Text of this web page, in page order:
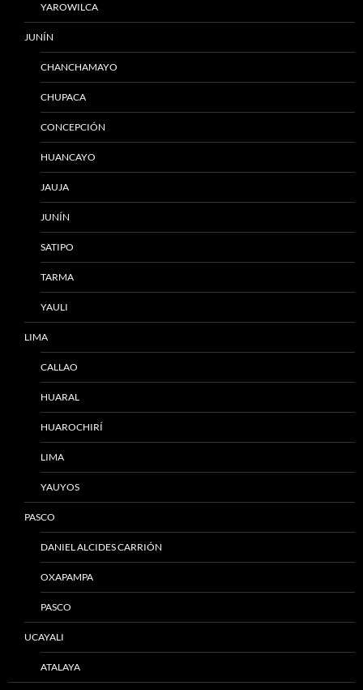
YAROWILCA
JUNÍN
CHANCHAMAYO
CHUPACA
CONCEPCIÓN
HUANCAYO
JAUJA
JUNÍN
SATIPO
TARMA
YAULI
LIMA
CALLAO
HUARAL
HUAROCHIRÍ
LIMA
YAUYOS
PASCO
DANIEL ALCIDES CARRIÓN
OXAPAMPA
PASCO
UCAYALI
ATALAYA